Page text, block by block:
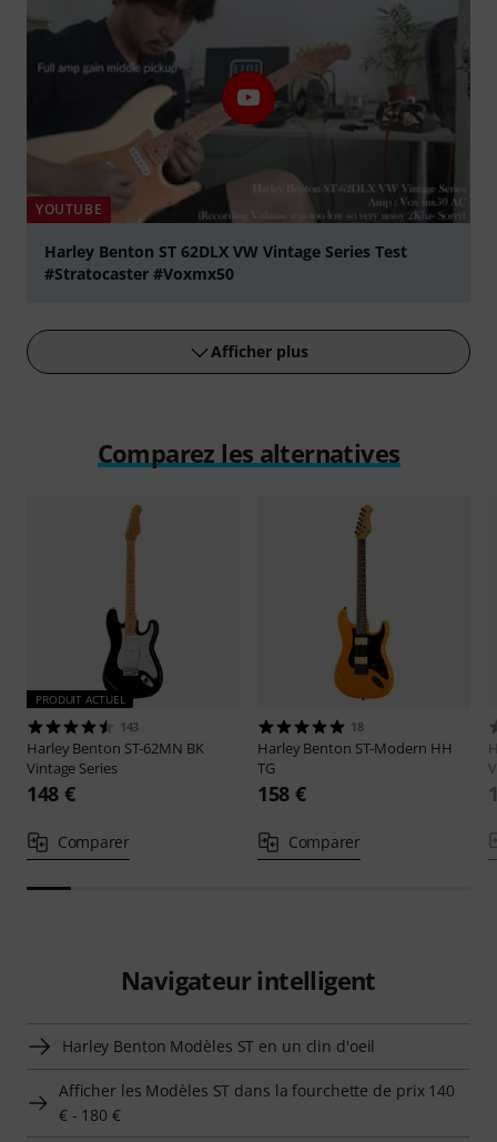
YOUTUBE
Harley Benton ST 62DLX VW Vintage Series Test
#Stratocaster #Voxmx50
Afficher plus
Comparez les alternatives
PRODUIT ACTUEL
143
Harley Benton ST-62MN BK
Vintage Series
148 €
Comparer
18
Harley Benton ST-Modern HH
TG
158 €
Comparer
Navigateur intelligent
Harley Benton Modèles ST en un clin d'oeil
Afficher les Modèles ST dans la fourchette de prix 140
€ - 180 €